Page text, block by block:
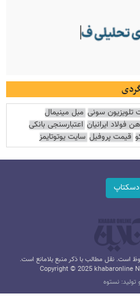
تلویزیون سونی مبل مینیمال
فولاد ایرانیان اعتبارسنجی بانکی
قیمت پروفیل سایت یوتوتایمز
است. نقل مطالب با ذکر منبع بلامانع است.
Copyright © 2025 khabaronline
نستوه